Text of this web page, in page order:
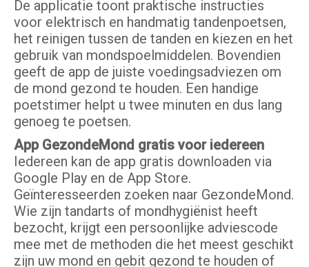
De applicatie toont praktische instructies
voor elektrisch en handmatig tandenpoetsen,
het reinigen tussen de tanden en kiezen en het
gebruik van mondspoelmiddelen. Bovendien
geeft de app de juiste voedingsadviezen om
de mond gezond te houden. Een handige
poetstimer helpt u twee minuten en dus lang
genoeg te poetsen.
App GezondeMond gratis voor iedereen
Iedereen kan de app gratis downloaden via
Google Play en de App Store.
Geïnteresseerden zoeken naar GezondeMond.
Wie zijn tandarts of mondhygiënist heeft
bezocht, krijgt een persoonlijke adviescode
mee met de methoden die het meest geschikt
zijn uw mond en gebit gezond te houden of